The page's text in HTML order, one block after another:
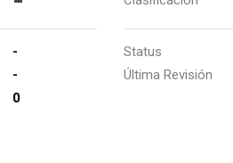
-
-
0
Status
Última Revisión